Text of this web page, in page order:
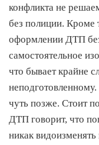
конфликта не
без полиции. Кроме
оформлении ДТП
самостоятельное
что бывает крайне
чуть позже. Стоит
ДТП говорит, что
никак